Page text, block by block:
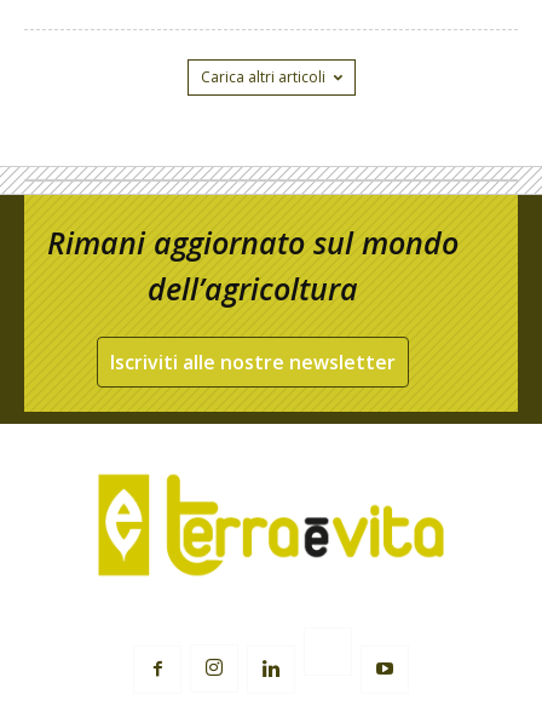
Carica altri articoli
Rimani aggiornato sul mondo
dell’agricoltura
Iscriviti alle nostre newsletter